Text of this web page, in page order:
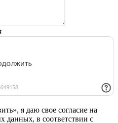
я даю свое согласие на
данных, в соответствии с